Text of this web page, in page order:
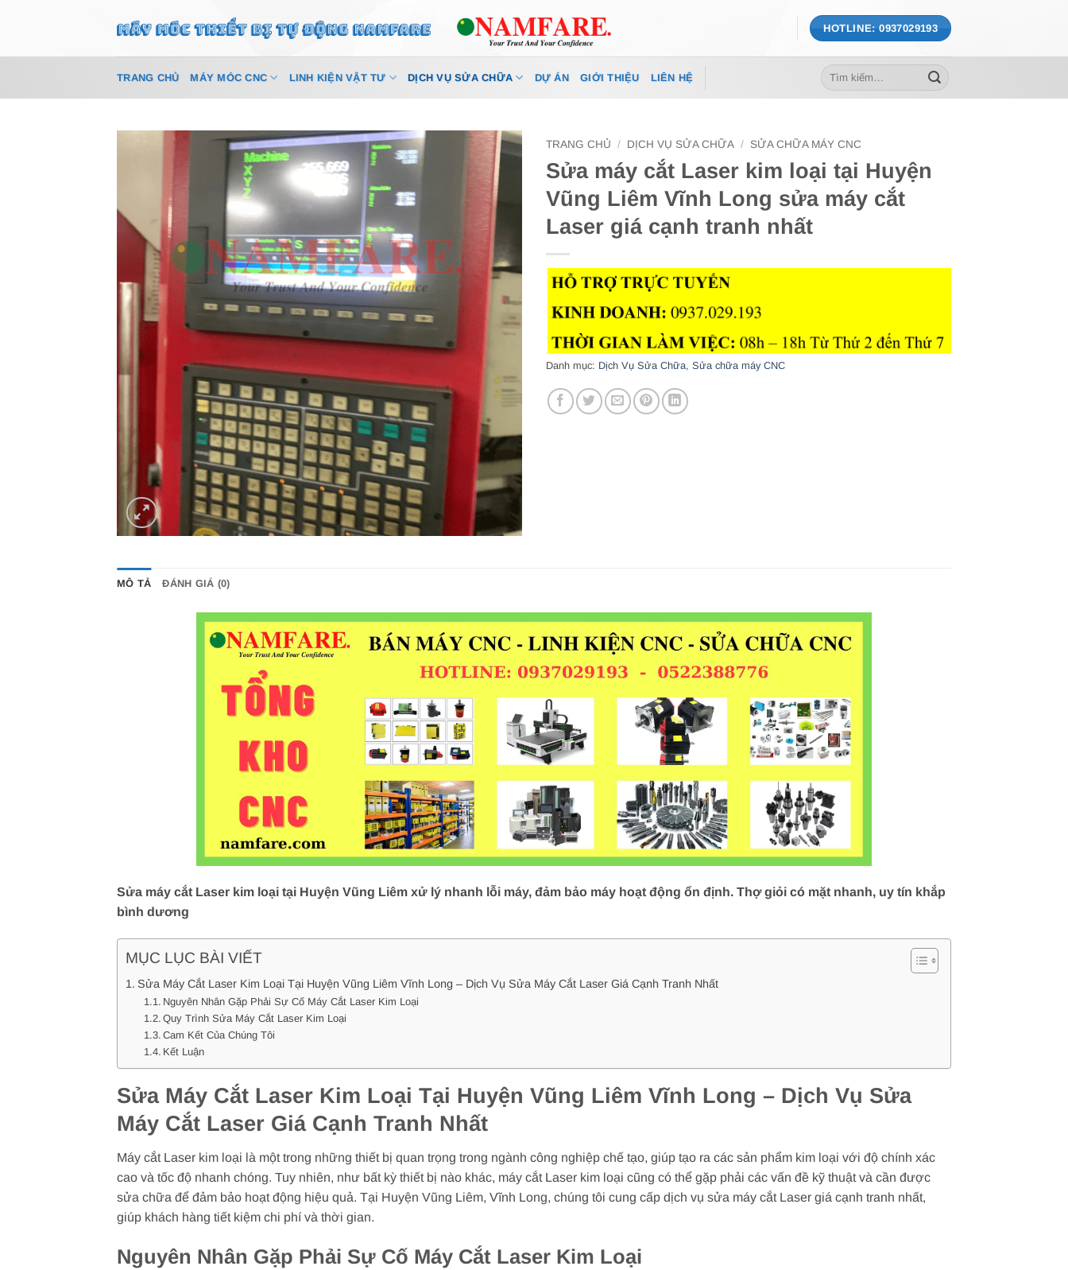
HOTLINE: 0937029193
TRANG CHỦ MÁY MÓC CNC LINH KIỆN VẬT TƯ DỊCH VỤ SỬA CHỮA DỰ ÁN GIỚI THIỆU LIÊN HỆ
Tìm
kiếm:
TRANG CHỦ / DỊCH VỤ SỬA CHỮA / SỬA CHỮA MÁY CNC
Sửa máy cắt Laser kim loại tại Huyện
Vũng Liêm Vĩnh Long sửa máy cắt
Laser giá cạnh tranh nhất
Danh mục: Dịch Vụ Sửa Chữa, Sửa chữa máy CNC
MÔ TẢ ĐÁNH GIÁ (0)
Sửa máy cắt Laser kim loại tại Huyện Vũng Liêm xử lý nhanh lỗi máy, đảm bảo máy hoạt động ổn định. Thợ giỏi có mặt nhanh, uy tín khắp
bình dương
MỤC LỤC BÀI VIẾT
Sửa Máy Cắt Laser Kim Loại Tại Huyện Vũng Liêm Vĩnh Long – Dịch Vụ Sửa Máy Cắt Laser Giá Cạnh Tranh Nhất
Nguyên Nhân Gặp Phải Sự Cố Máy Cắt Laser Kim Loại
Quy Trình Sửa Máy Cắt Laser Kim Loại
Cam Kết Của Chúng Tôi
Kết Luận
Sửa Máy Cắt Laser Kim Loại Tại Huyện Vũng Liêm Vĩnh Long – Dịch Vụ Sửa
Máy Cắt Laser Giá Cạnh Tranh Nhất
Máy cắt Laser kim loại là một trong những thiết bị quan trọng trong ngành công nghiệp chế tạo, giúp tạo ra các sản phẩm kim loại với độ chính xác
cao và tốc độ nhanh chóng. Tuy nhiên, như bất kỳ thiết bị nào khác, máy cắt Laser kim loại cũng có thể gặp phải các vấn đề kỹ thuật và cần được
sửa chữa để đảm bảo hoạt động hiệu quả. Tại Huyện Vũng Liêm, Vĩnh Long, chúng tôi cung cấp dịch vụ sửa máy cắt Laser giá cạnh tranh nhất,
giúp khách hàng tiết kiệm chi phí và thời gian.
Nguyên Nhân Gặp Phải Sự Cố Máy Cắt Laser Kim Loại